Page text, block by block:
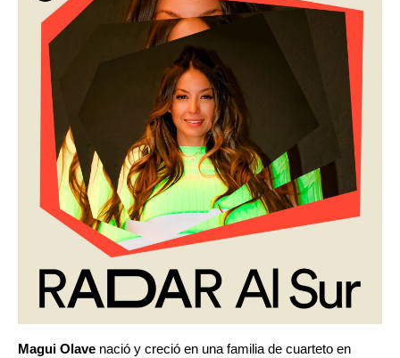
Magui Olave nació y creció en una familia de cuarteto en